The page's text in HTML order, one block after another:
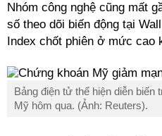
Nhóm công nghệ cũng mất
số theo dõi biến động tại
Index chốt phiên ở mức cao
Bảng điện tử thể hiện diễn
Mỹ hôm qua. (Ảnh: Reuters).